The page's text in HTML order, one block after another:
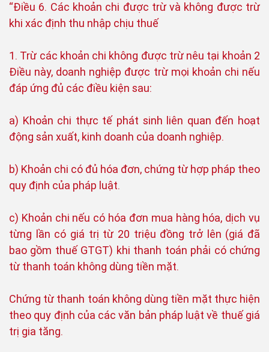
“Điều 6. Các khoản chi được trừ và không được trừ
khi xác định thu nhập chịu thuế
1. Trừ các khoản chi không được trừ nêu tại khoản 2
Điều này, doanh nghiệp được trừ mọi khoản chi nếu
đáp ứng đủ các điều kiện sau:
a) Khoản chi thực tế phát sinh liên quan đến hoạt
động sản xuất, kinh doanh của doanh nghiệp.
b) Khoản chi có đủ hóa đơn, chứng từ hợp pháp theo
quy định của pháp luật.
c) Khoản chi nếu có hóa đơn mua hàng hóa, dịch vụ
từng lần có giá trị từ 20 triệu đồng trở lên (giá đã
bao gồm thuế GTGT) khi thanh toán phải có chứng
từ thanh toán không dùng tiền mặt.
Chứng từ thanh toán không dùng tiền mặt thực hiện
theo quy định của các văn bản pháp luật về thuế giá
trị gia tăng.